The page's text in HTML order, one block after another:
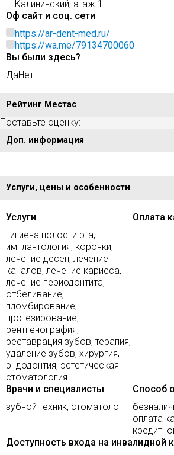
Калининский, этаж 1
Оф сайт и соц. сети
https://ar-dent-med.ru/
https://wa.me/79134700060
Вы были здесь?
ДаНет
Рейтинг Местас
Поставьте оценку:
Доп. информация
Услуги, цены и особенности
Услуги
гигиена полости рта,
имплантология, коронки,
лечение дёсен, лечение
каналов, лечение кариеса,
лечение периодонтита,
отбеливание,
пломбирование,
протезирование,
рентгенография,
реставрация зубов, терапия,
удаление зубов, хирургия,
эндодонтия, эстетическая
стоматология
Оплата
Врачи и специалисты
зубной техник, стоматолог
Способ
оплата
Доступность входа на инвалидной